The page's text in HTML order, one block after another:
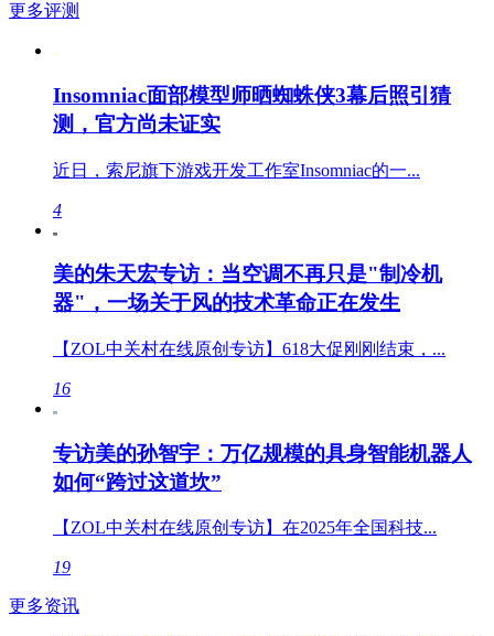
更多评测
Insomniac面部模型师晒蜘蛛侠3幕后照引猜
测，官方尚未证实
近日，索尼旗下游戏开发工作室Insomniac的一...
4
美的朱天宏专访：当空调不再只是"制冷机
器"，一场关于风的技术革命正在发生
【ZOL中关村在线原创专访】618大促刚刚结束，...
16
专访美的孙智宇：万亿规模的具身智能机器人
如何“跨过这道坎”
【ZOL中关村在线原创专访】在2025年全国科技...
19
更多资讯